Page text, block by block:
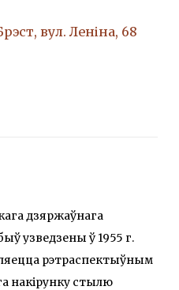
вул. Леніна, 68
дзяржаўнага
узведзены ў 1955 г.
рэтраспектыўным
накірунку стылю